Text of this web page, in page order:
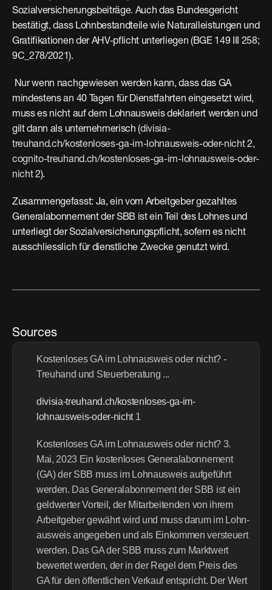
Sozialversicherungsbeiträge. Auch das Bundesgericht
bestätigt, dass Lohnbestandteile wie Naturalleistungen und
Gratifikationen der AHV-pflicht unterliegen (BGE 149 III 258;
9C_278/2021).
mindestens an 40 Tagen für Dienstfahrten eingesetzt wird,
muss es nicht auf dem Lohnausweis deklariert werden und
gilt dann als unternehmerisch (divisia-
treuhand.ch/kostenloses-ga-im-lohnausweis-oder-nicht
cognito-treuhand.ch/kostenloses-ga-im-lohnausweis-oder-
nicht 2).
Zusammengefasst: Ja, ein vom Arbeitgeber gezahltes
Generalabonnement der SBB ist ein Teil des Lohnes und
unterliegt der Sozialversicherungspflicht, sofern es nicht
ausschliesslich für dienstliche Zwecke genutzt wird.
Sources
Kostenloses GA im Lohnausweis oder nicht? -
Treuhand und Steuerberatung ...
divisia-treuhand.ch/kostenloses-ga-im-
lohnausweis-oder-nicht 1
Kostenloses GA im Lohnausweis oder nicht? 3.
Mai, 2023 Ein kostenloses Generalabonnement
(GA) der SBB muss im Lohnausweis aufge­führt
werden. Das Generalabonnement der SBB ist ein
geldwerter Vorteil, der Mitarbeitenden von ihrem
Arbeit­­geber gewährt wird und muss darum im Lohn­
ausweis angegeben und als Einkommen ver­steuert
werden. Das GA der SBB muss zum Marktwert
bewertet werden, der in der Regel dem Preis des
GA für den öffentlichen Verkauf entspricht. Der Wert